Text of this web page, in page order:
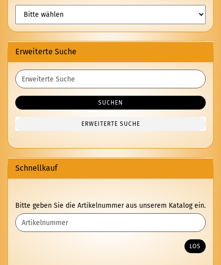
Erweiterte Suche
Erweiterte
Suche
SUCHEN
ERWEITERTE SUCHE
Schnellkauf
BITTE
GEBEN
SIE
DIE
Bitte geben Sie die Artikelnummer aus unserem Katalog ein.
LOS